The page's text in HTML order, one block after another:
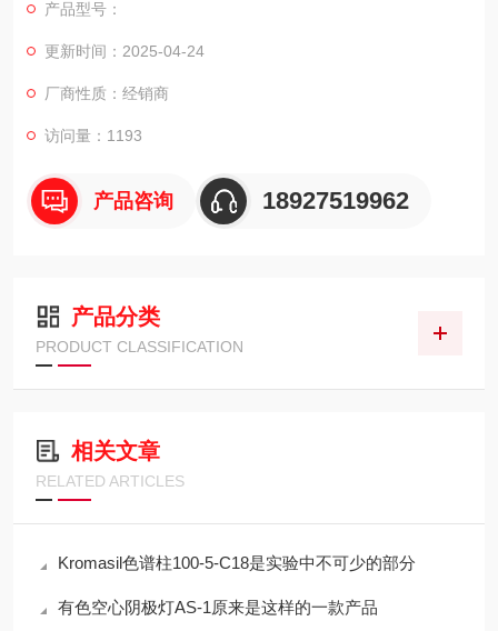
柱及液相耗材配件。
产品型号：
更新时间：2025-04-24
厂商性质：经销商
访问量：1193
产品咨询 18927519962
产品分类
PRODUCT CLASSIFICATION
相关文章
RELATED ARTICLES
Kromasil色谱柱100-5-C18是实验中不可少的部分
有色空心阴极灯AS-1原来是这样的一款产品